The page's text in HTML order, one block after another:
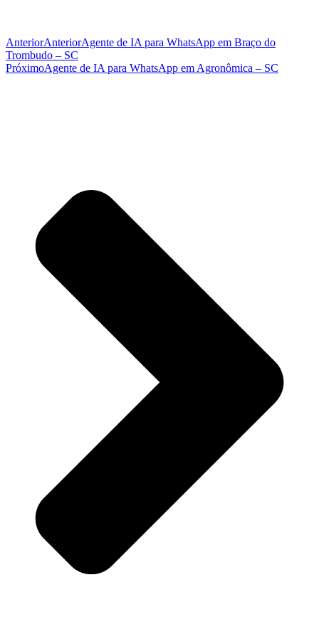
AnteriorAnteriorAgente de IA para WhatsApp em Braço do
Trombudo – SC
PróximoAgente de IA para WhatsApp em Agronômica – SC